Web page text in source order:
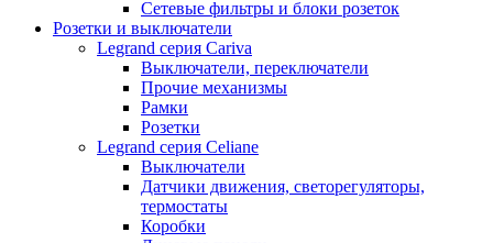
Сетевые фильтры и блоки розеток
Розетки и выключатели
Legrand серия Cariva
Выключатели, переключатели
Прочие механизмы
Рамки
Розетки
Legrand серия Celiane
Выключатели
Датчики движения, светорегуляторы,
термостаты
Коробки